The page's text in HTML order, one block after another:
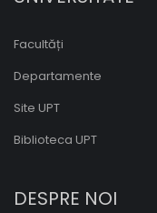
Facultăți
Departamente
Site UPT
Biblioteca UPT
DESPRE NOI